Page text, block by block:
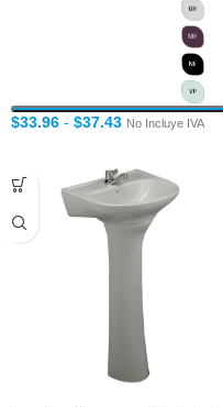
$33.96 - $37.43 No Incluye IVA